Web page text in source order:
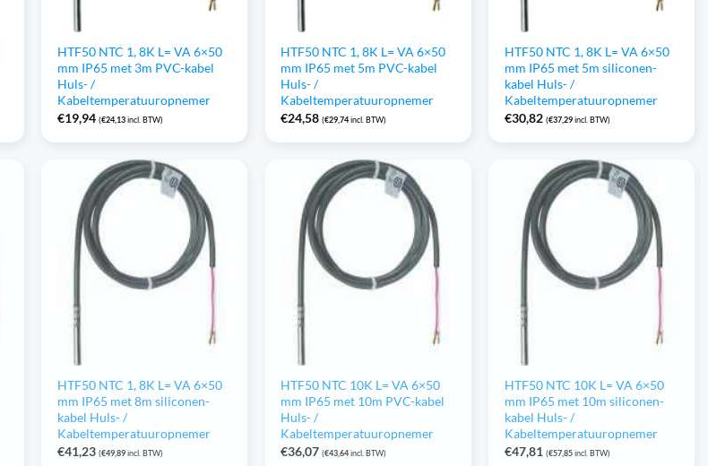
HTF50 NTC 1, 8K L= VA 6×50
mm IP65 met 3m PVC-kabel
Huls- /
Kabeltemperatuuropnemer
€19,94 (€24,13incl. BTW)
HTF50 NTC 1, 8K L= VA 6×50
mm IP65 met 5m PVC-kabel
Huls- /
Kabeltemperatuuropnemer
€24,58 (€29,74incl. BTW)
HTF50 NTC 1, 8K L= VA 6×50
mm IP65 met 5m siliconen-
kabel Huls- /
Kabeltemperatuuropnemer
€30,82 (€37,29incl. BTW)
HTF50 NTC 1, 8K L= VA 6×50
mm IP65 met 8m siliconen-
kabel Huls- /
Kabeltemperatuuropnemer
€41,23 (€49,89incl. BTW)
HTF50 NTC 10K L= VA 6×50
mm IP65 met 10m PVC-kabel
Huls- /
Kabeltemperatuuropnemer
€36,07 (€43,64incl. BTW)
HTF50 NTC 10K L= VA 6×50
mm IP65 met 10m siliconen-
kabel Huls- /
Kabeltemperatuuropnemer
€47,81 (€57,85incl. BTW)